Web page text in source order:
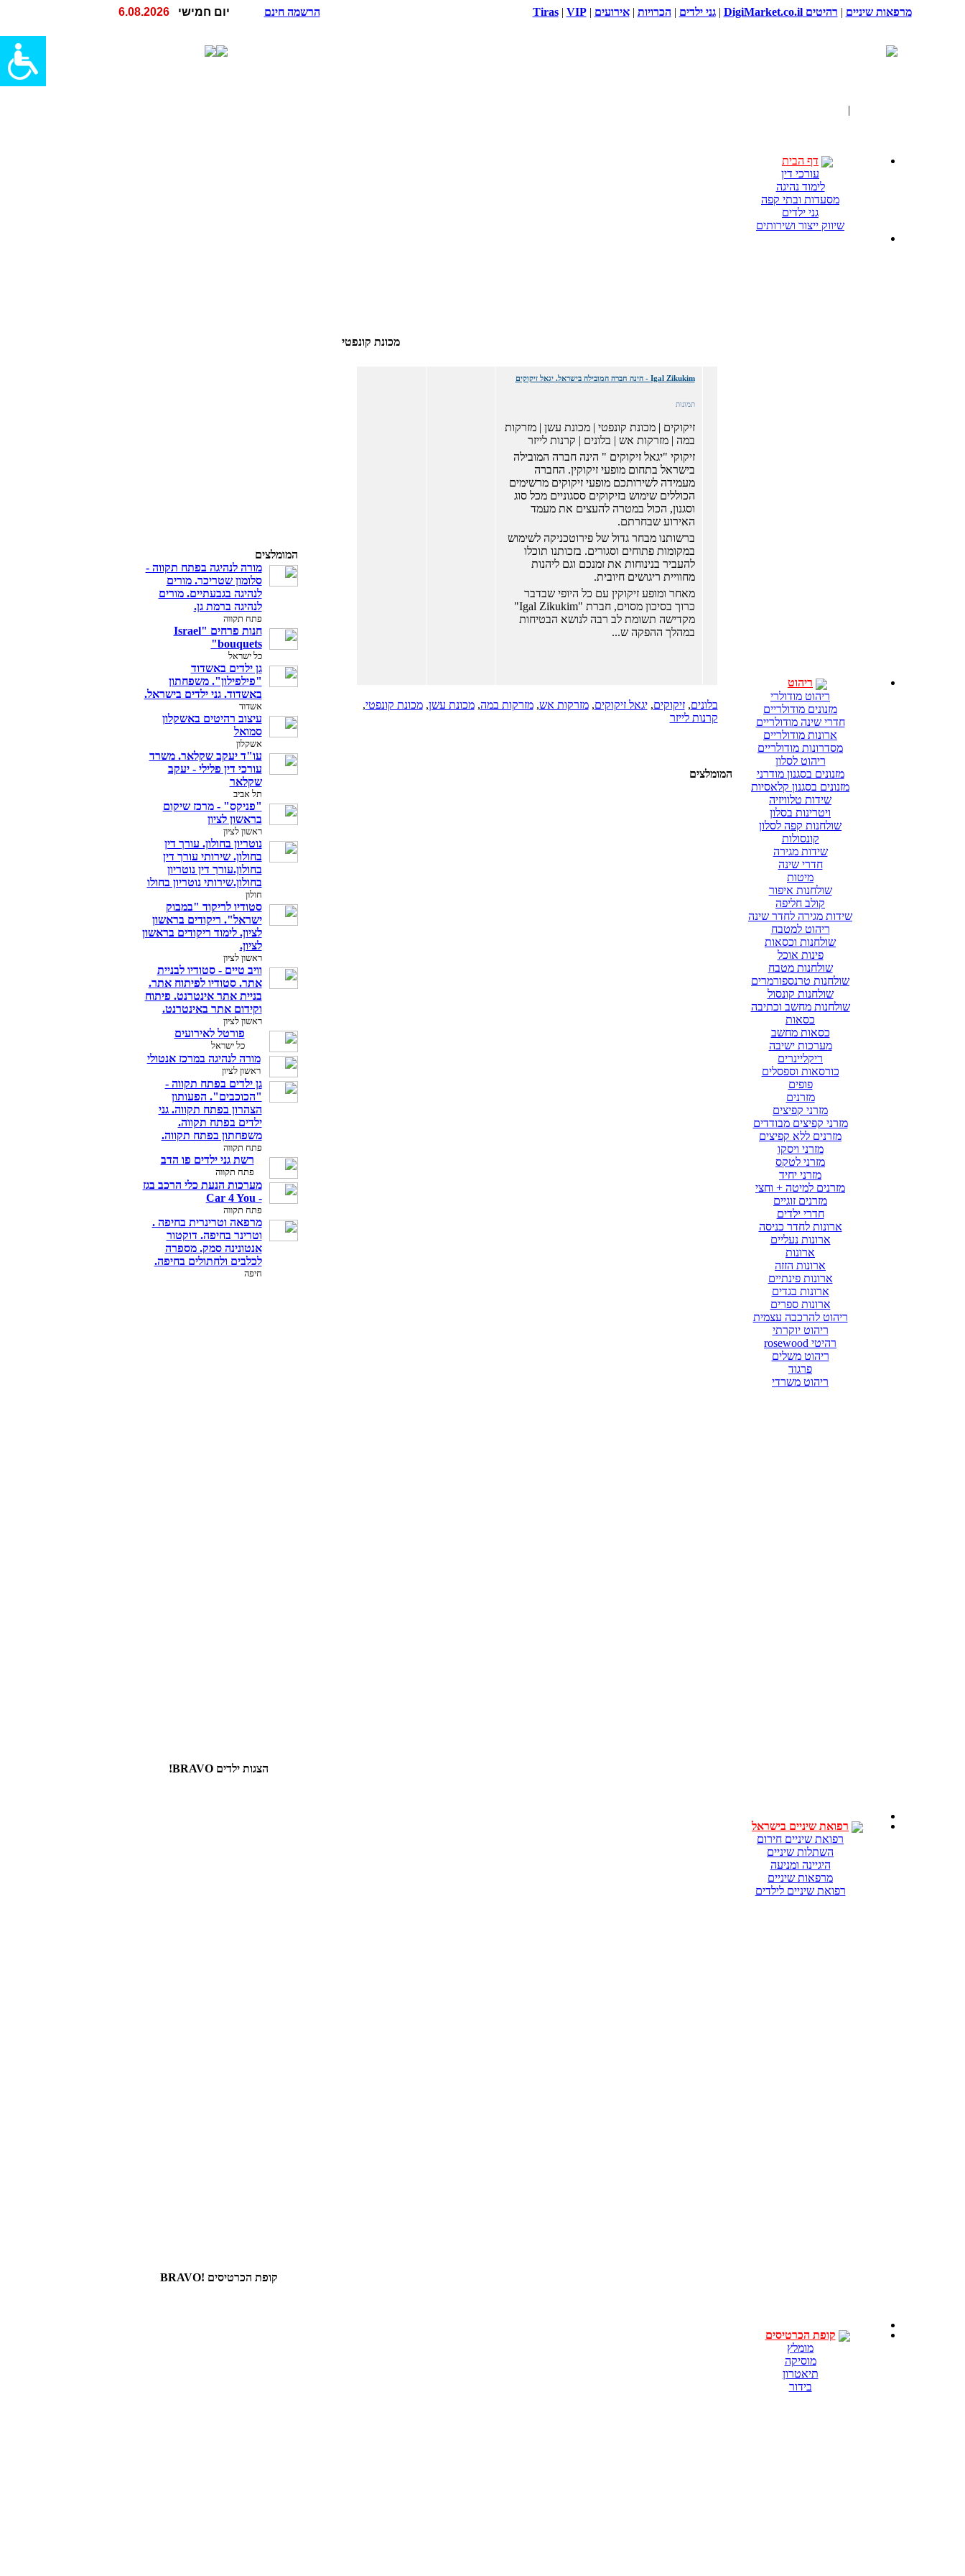
מרפאות שיניים | רהיטים DigiMarket.co.il |גני ילדים | הכרויות |אירועים |
Tiras| VIP הרשמה חינם יום חמישי 6.08.2026
|
דף הבית
עורכי דין
לימוד נהיגה
מסעדות ובתי קפה
גני ילדים
שיווק ייצור ושירותים
ריהוט
ריהוט מודולרי
מזנונים מודולריים
חדרי שינה מודולריים
ארונות מודולריים
מסדרונות מודולריים
ריהוט לסלון
מזנונים בסגנון מודרני
מזנונים בסגנון קלאסיות
שידות טלוויזיה
ויטרינות בסלון
שולחנות קפה לסלון
קונסולות
שידות מגירה
חדרי שינה
מיטות
שולחנות איפור
קולב חליפה
שידות מגירה לחדר שינה
ריהוט למטבח
שולחנות וכסאות
פינות אוכל
שולחנות מטבח
שולחנות טרנספורמרים
שולחנות קונסול
שולחנות מחשב וכתיבה
כסאות
כסאות מחשב
מערכות ישיבה
ריקליינרים
כורסאות וספסלים
פופים
מזרנים
מזרני קפיצים
מזרני קפיצים מבודדים
מזרנים ללא קפיצים
מזרני ויסקו
מזרני לטקס
מזרני יחיד
מזרנים למיטה + וחצי
מזרנים זוגיים
חדרי ילדים
ארונות לחדר כניסה
ארונות נעליים
ארונות
ארונות הזזה
ארונות פינתיים
ארונות בגדים
ארונות ספרים
ריהוט להרכבה עצמית
ריהוט יוקרתי
רהיטי rosewood
ריהוט משלים
פרגוד
ריהוט משרדי
רפואת שיניים בישראל
רפואת שיניים חירום
השתלות שיניים
היגיינה ומניעה
מרפאות שיניים
רפואת שיניים לילדים
קופת הכרטיסים
מומלץ
מוסיקה
תיאטרון
בידור
מכונת קונפטי
Igal Zikukim - הינה חברה המובילה בישראל. יגאל זיקוקים
תמונות
זיקוקים | מכונת קונפטי | מכונת עשן | מזרקות
במה | מזרקות אש | בלונים | קרנות לייזר
זיקוקי "יגאל זיקוקים " הינה חברה המובילה
בישראל בתחום מופעי זיקוקין. החברה
מעמידה לשירותכם מופעי זיקוקים מרשימים
הכוללים שימוש בזיקוקים ססגוניים מכל סוג
וסגנון, הכול במטרה להעצים את מעמד
האירוע שבחרתם.
ברשותנו מבחר גדול של פירוטכניקה לשימוש
במקומות פתוחים וסגורים. בזכותנו תוכלו
להעביר בנינוחות את זמנכם וגם ליהנות
מחוויית ריגושים חיובית.
מאחר ומופע זיקוקין עם כל היופי שבדבר
כרוך בסיכון מסוים, חברת "Igal Zikukim"
מקדישה תשומת לב רבה לנושא הבטיחות
במהלך ההפקה ש...
בלונים,זיקוקים,יגאל זיקוקים,מזרקות אש,מזרקות במה,מכונת עשן,מכונת קונפטי,
קרנות לייזר
המומלצים
המומלצים
מורה לנהיגה בפתח תקווה -
סלומון שטריכר. מורים
לנהיגה בגבעתיים. מורים
לנהיגה ברמת גן.
פתח תקווה
חנות פרחים "Israel
bouquets"
כל ישראל
גן ילדים באשדוד
"פילפילון". משפחתון
באשדוד. גני ילדים בישראל.
אשדוד
עיצוב רהיטים באשקלון
סמואל
אשקלון
עו"ד יעקב שקלאר. משרד
עורכי דין פלילי - יעקב
שקלאר
תל אביב
"פניקס" - מרכז שיקום
בראשון לציון
ראשון לציון
נוטריון בחולון. עורך דין
בחולון. שירותי עורך דין
בחולון.עורך דין נוטריון
בחולון.שירותי נוטריון בחולו
חולון
סטודיו לריקוד "במבוק
ישראל". ריקודים בראשון
לציון. לימוד ריקודים בראשון
לציון.
ראשון לציון
וויב טיים - סטודיו לבניית
אתר. סטודיו לפיתוח אתר.
בניית אתר אינטרנט. פיתוח
וקידום אתר באינטרנט.
ראשון לציון
פורטל לאירועים
כל ישראל
מורה לנהיגה במרכז אנטולי
ראשון לציון
גן ילדים בפתח תקווה -
"הכוכבים". הפעותון
הצהרון בפתח תקווה. גני
ילדים בפתח תקווה.
משפחתון בפתח תקווה.
פתח תקווה
רשת גני ילדים פו הדב
פתח תקווה
מערכות הנעת כלי הרכב בגז
- Car 4 You
פתח תקווה
מרפאה וטרינרית בחיפה .
וטרינר בחיפה. דוקטור
אנטונינה סמק. מספרה
לכלבים ולחתולים בחיפה.
חיפה
הצגות ילדים BRAVO!
קופת הכרטיסים !BRAVO